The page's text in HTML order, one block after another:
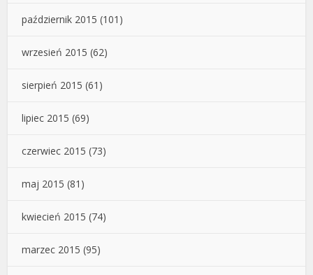
październik 2015 (101)
wrzesień 2015 (62)
sierpień 2015 (61)
lipiec 2015 (69)
czerwiec 2015 (73)
maj 2015 (81)
kwiecień 2015 (74)
marzec 2015 (95)